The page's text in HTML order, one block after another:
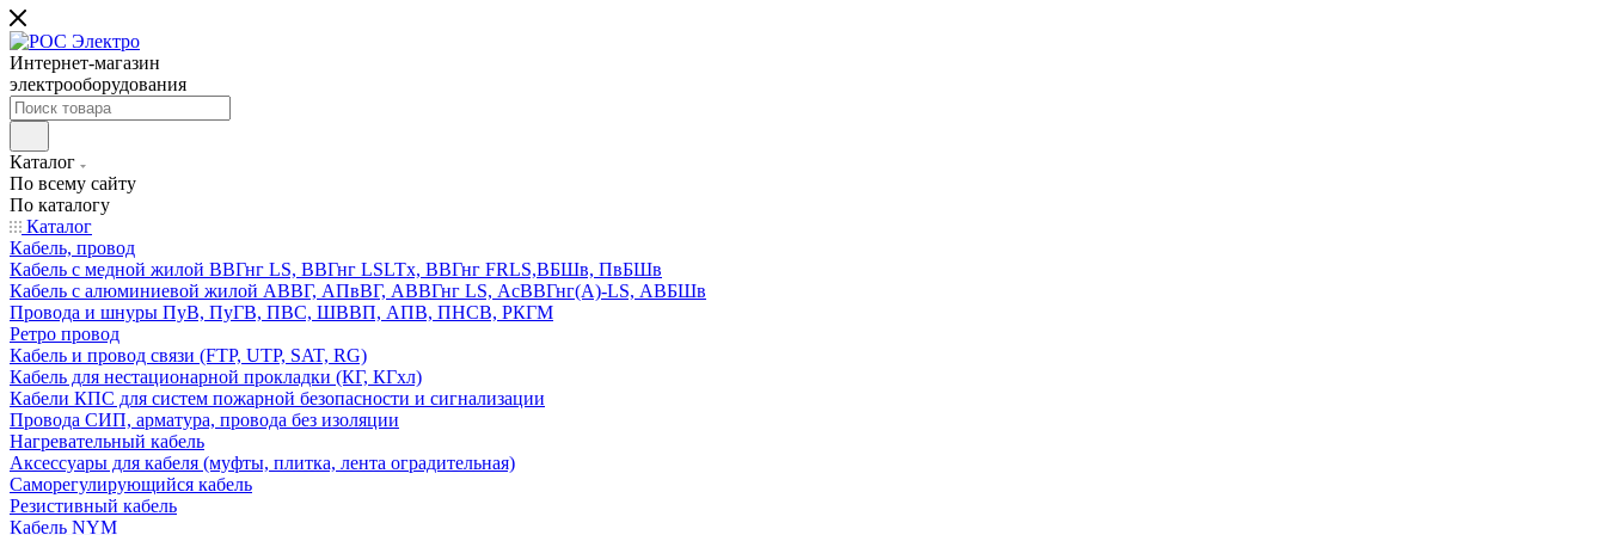
Интернет-магазин
электрооборудования
Каталог
По всему сайту
По каталогу
Каталог
Кабель, провод
Кабель с медной жилой ВВГнг LS, ВВГнг LSLTx, ВВГнг FRLS,ВБШв, ПвБШв
Кабель с алюминиевой жилой АВВГ, АПвВГ, АВВГнг LS, АсВВГнг(А)-LS, АВБШв
Провода и шнуры ПуВ, ПуГВ, ПВС, ШВВП, АПВ, ПНСВ, РКГМ
Ретро провод
Кабель и провод связи (FTP, UTP, SAT, RG)
Кабель для нестационарной прокладки (КГ, КГхл)
Кабели КПС для систем пожарной безопасности и сигнализации
Провода СИП, арматура, провода без изоляции
Нагревательный кабель
Аксессуары для кабеля (муфты, плитка, лента оградительная)
Саморегулирующийся кабель
Резистивный кабель
Кабель NYM